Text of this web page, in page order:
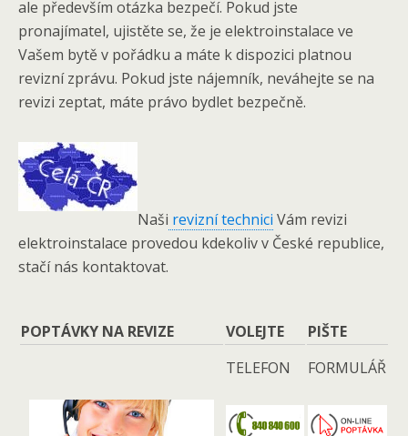
ale především otázka bezpečí. Pokud jste
pronajímatel, ujistěte se, že je elektroinstalace ve
Vašem bytě v pořádku a máte k dispozici platnou
revizní zprávu. Pokud jste nájemník, neváhejte se na
revizi zeptat, máte právo bydlet bezpečně.
Naši revizní technici Vám revizi
elektroinstalace provedou kdekoliv v České republice,
stačí nás kontaktovat.
POPTÁVKY NA REVIZE VOLEJTE
PIŠTE
TELEFON
FORMULÁŘ